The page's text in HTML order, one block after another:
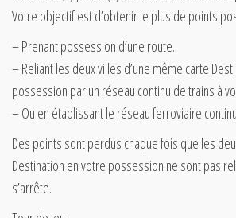
Votre objectif est d’obtenir le plus de points
– Prenant possession d’une route.
– Reliant les deux villes d’une même carte
possession par un réseau continu de trains à
– Ou en établissant le réseau ferroviaire
Des points sont perdus chaque fois que les
Destination en votre possession ne sont pas
s’arrête.